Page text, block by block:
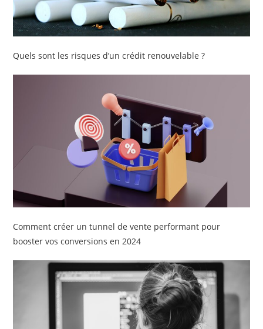
Quels sont les risques d’un crédit renouvelable ?
Comment créer un tunnel de vente performant pour
booster vos conversions en 2024